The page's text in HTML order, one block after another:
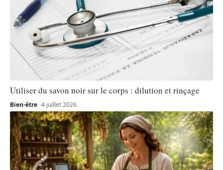
Utiliser du savon noir sur le corps : dilution et rinçage
Bien-être 4 juillet 2026